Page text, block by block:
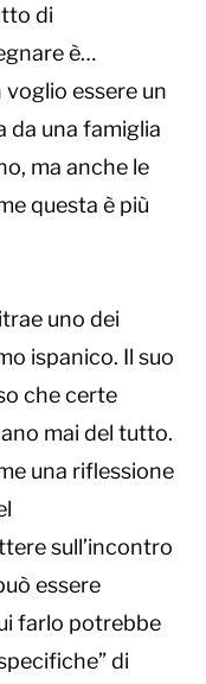
di
è…
essere un
da una famiglia
ma anche le
questa è più
uno dei
ispanico. Il suo
che certe
mai del tutto.
una riflessione
sull’incontro
essere
farlo potrebbe
di